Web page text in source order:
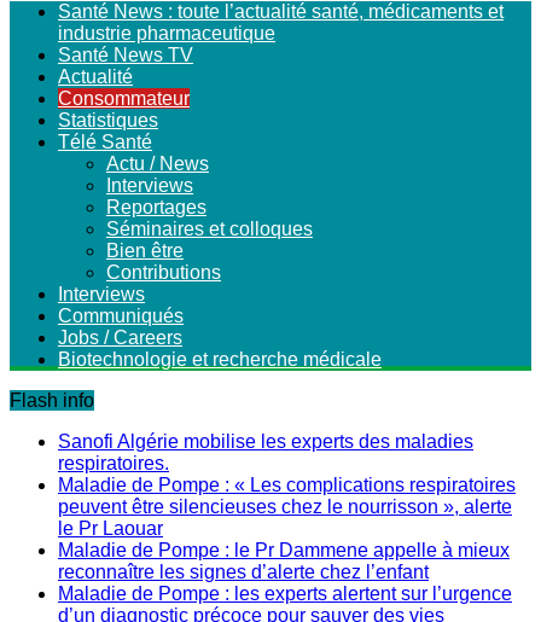
Santé News : toute l’actualité santé, médicaments et
industrie pharmaceutique
Santé News TV
Actualité
Consommateur
Statistiques
Télé Santé
Actu / News
Interviews
Reportages
Séminaires et colloques
Bien être
Contributions
Interviews
Communiqués
Jobs / Careers
Biotechnologie et recherche médicale
Flash info
Sanofi Algérie mobilise les experts des maladies
respiratoires.
Maladie de Pompe : « Les complications respiratoires
peuvent être silencieuses chez le nourrisson », alerte
le Pr Laouar
Maladie de Pompe : le Pr Dammene appelle à mieux
reconnaître les signes d’alerte chez l’enfant
Maladie de Pompe : les experts alertent sur l’urgence
d’un diagnostic précoce pour sauver des vies